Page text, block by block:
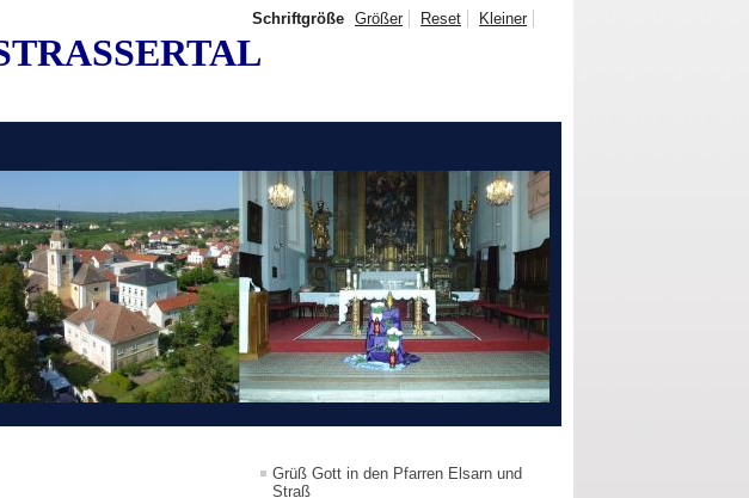
Schriftgröße Größer Reset Kleiner
Grüß Gott in den Pfarren Elsarn und
Straß